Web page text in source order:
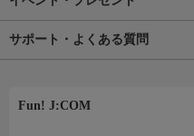
サポート・よくある質問
Fun! J:COM